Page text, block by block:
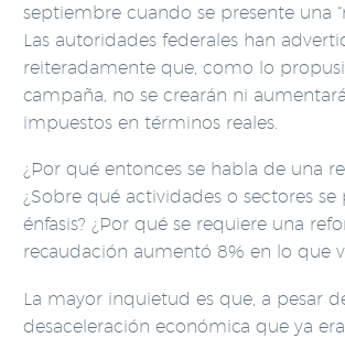
septiembre cuando se presente una
Las autoridades federales han
reiteradamente que, como lo
campaña, no se crearán ni
impuestos en términos reales.
¿Por qué entonces se habla de una
¿Sobre qué actividades o sectores se
énfasis? ¿Por qué se requiere una
recaudación aumentó 8% en lo que
La mayor inquietud es que, a pesar
desaceleración económica que ya